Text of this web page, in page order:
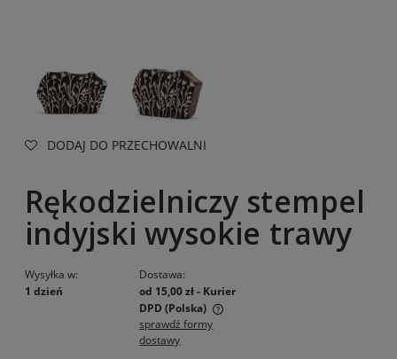
DODAJ DO PRZECHOWALNI
Rękodzielniczy stempel
indyjski wysokie trawy
Wysyłka w:
1 dzień
Dostawa:
od 15,00 zł- Kurier
DPD (Polska)
Cena nie zawiera ewentualnych kosztów płatności
sprawdź formy
dostawy